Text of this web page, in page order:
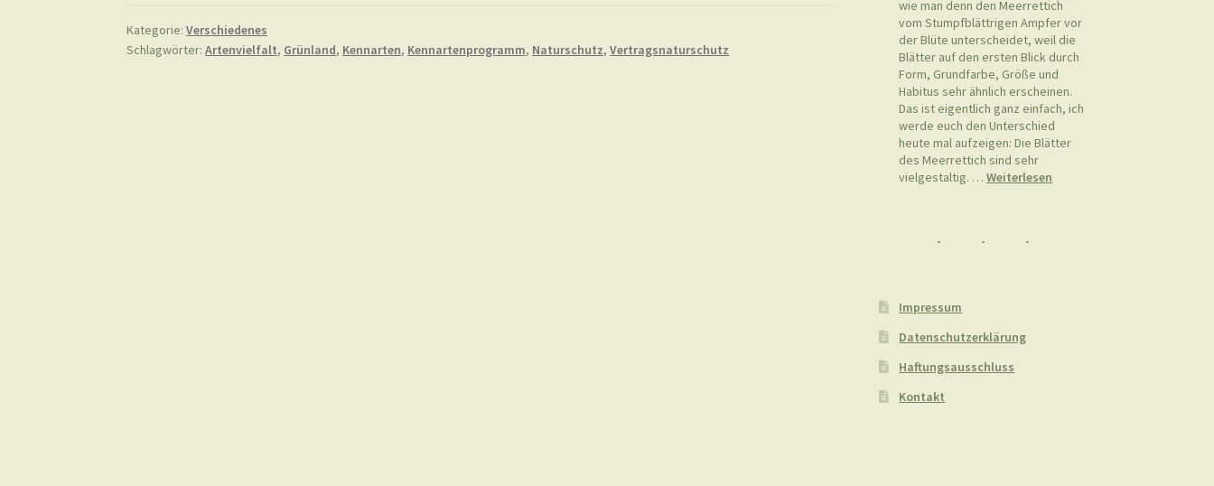
Kategorie:Verschiedenes
Schlagwörter:Artenvielfalt, Grünland, Kennarten, Kennartenprogramm, Naturschutz,Vertragsnaturschutz
wie man denn den Meerrettich
vom Stumpfblättrigen Ampfer vor
der Blüte unterscheidet, weil die
Blätter auf den ersten Blick durch
Form, Grundfarbe, Größe und
Habitus sehr ähnlich erscheinen.
Das ist eigentlich ganz einfach, ich
werde euch den Unterschied
heute mal aufzeigen: Die Blätter
des Meerrettich sind sehr
vielgestaltig. …Weiterlesen
Impressum
Datenschutzerklärung
Haftungsausschluss
Kontakt